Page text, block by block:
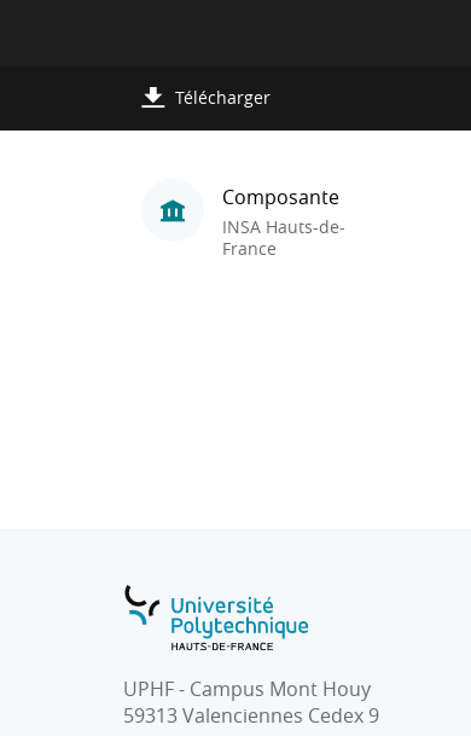
Télécharger
Composante
INSA Hauts-de-
France
UPHF - Campus Mont Houy
59313 Valenciennes Cedex 9